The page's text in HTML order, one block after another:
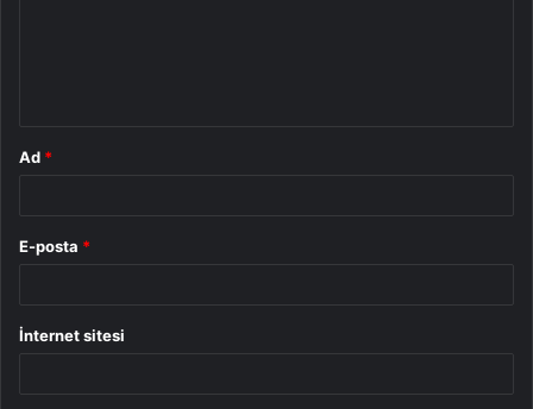
Ad *
E-posta *
İnternet sitesi